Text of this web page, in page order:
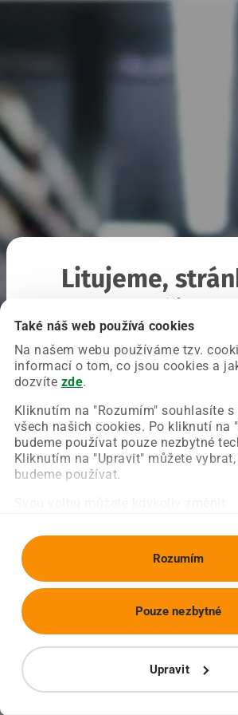
Také náš web používá cookies
Na našem webu používáme tzv.
informací o tom, co jsou cookies a
dozvíte zde.
Kliknutím na "Rozumím" souhlasíte
všech našich cookies. Po kliknutí na
budeme používat pouze nezbytné
Kliknutím na "Upravit" můžete
budeme používat.
Rozumím
Upravit
Pouze nezbytné
Litujeme,
Chyba nastala na naší straně a už
Zkuste prosím znovu načíst
Obnovit stránku